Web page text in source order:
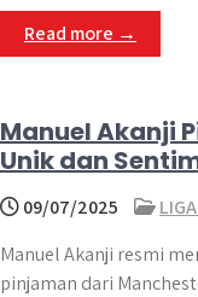
Read more →
Manuel Akanji
Unik dan
09/07/2025
Manuel Akanji resmi
pinjaman dari